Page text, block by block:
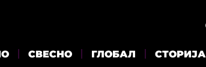
СВЕСНО ГЛОБАЛ СТОРИЈА